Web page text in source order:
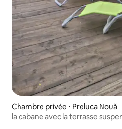
Chambre privée ⋅ Preluca Nouă
la cabane avec la terrasse